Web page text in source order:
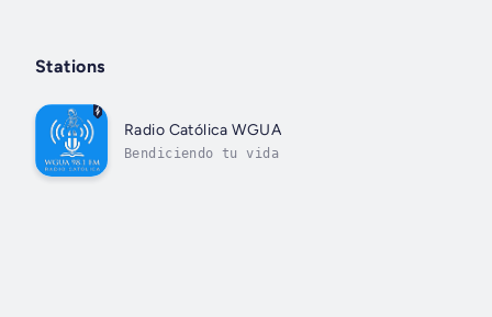
Stations
Radio Católica WGUA
Bendiciendo tu vida